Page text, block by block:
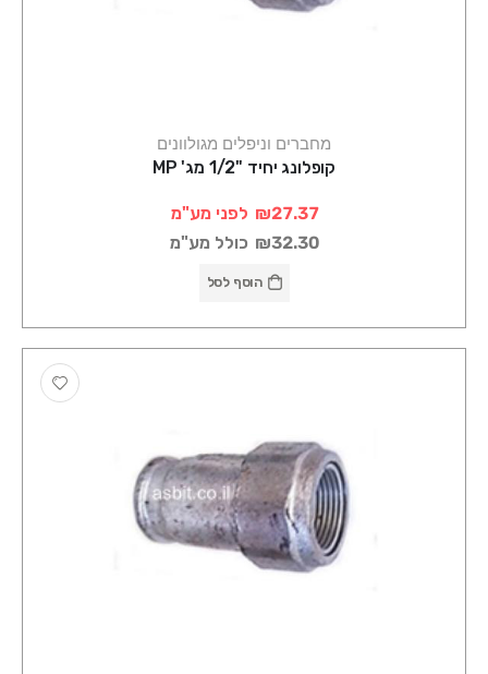
מחברים וניפלים מגולוונים
קופלונג יחיד "1/2 מג' MP
₪27.37 לפני מע"מ
₪32.30 כולל מע"מ
הוסף לסל